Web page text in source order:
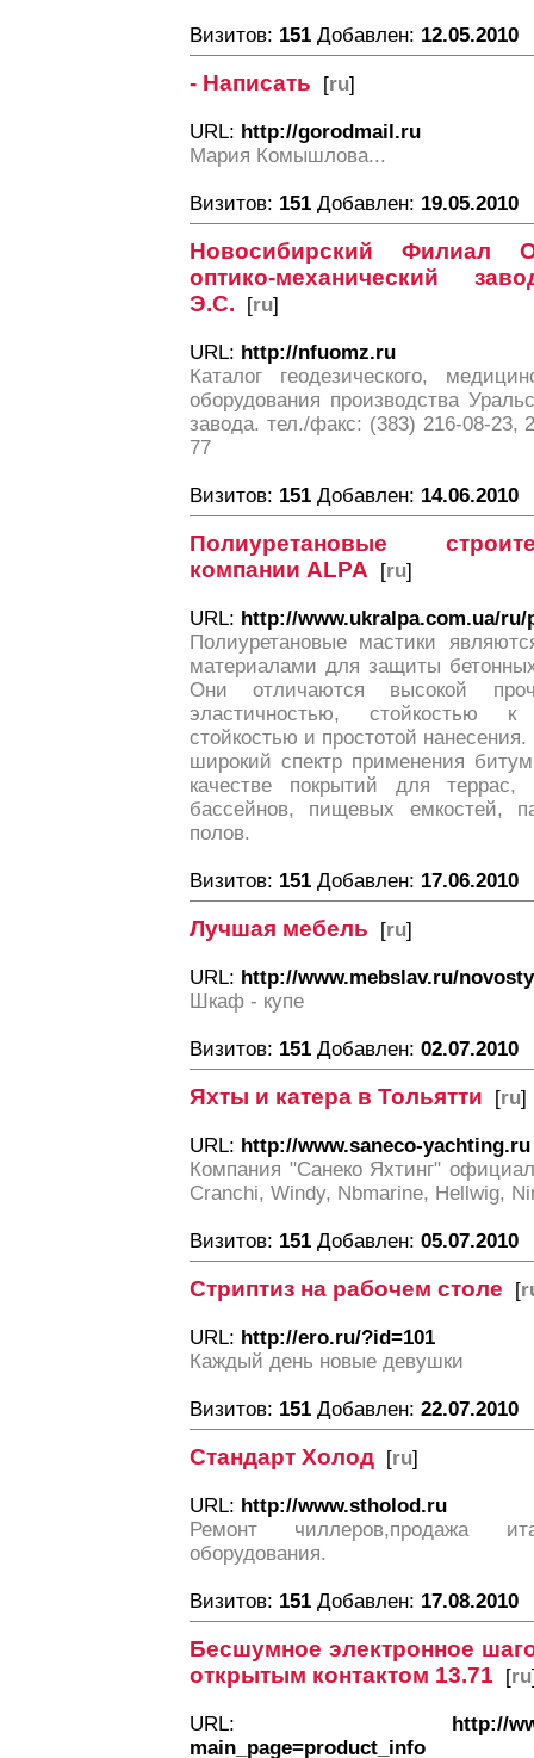
Визитов: 151 Добавлен: 12.05.2010
- Написать [ru]
URL: http://gorodmail.ru
Мария Комышлова...
Визитов: 151 Добавлен: 19.05.2010
Новосибирский Филиал
оптико-механический
Э.С. [ru]
URL: http://nfuomz.ru
Каталог геодезического,
оборудования производства
завода. тел./факс: (383) 216-08-23,
77
Визитов: 151 Добавлен: 14.06.2010
Полиуретановые
компании ALPA [ru]
URL: http://www.ukralpa.com.ua/
Полиуретановые мастики
материалами для защиты
Они отличаются высокой
эластичностью, стойкостью
стойкостью и простотой
широкий спектр применения
качестве покрытий для террас,
бассейнов, пищевых емкостей,
полов.
Визитов: 151 Добавлен: 17.06.2010
Лучшая мебель [ru]
URL: http://www.mebslav.ru/
Шкаф - купе
Визитов: 151 Добавлен: 02.07.2010
Яхты и катера в Тольятти [ru]
URL: http://www.saneco-yachting.ru
Компания "Санеко Яхтинг"
Cranchi, Windy, Nbmarine, Hellwig,
Визитов: 151 Добавлен: 05.07.2010
Стриптиз на рабочем столе [
URL: http://ero.ru/?id=101
Каждый день новые девушки
Визитов: 151 Добавлен: 22.07.2010
Стандарт Холод [ru]
URL: http://www.stholod.ru
Ремонт чиллеров,продажа
оборудования.
Визитов: 151 Добавлен: 17.08.2010
Бесшумное электронное
открытым контактом 13.71 [ru
URL: http://
main_page=product_info